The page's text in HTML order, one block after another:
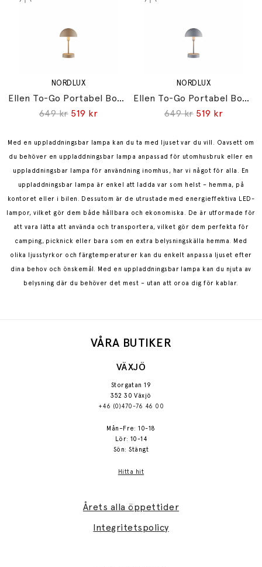
NORDLUX
Ellen To-Go Portabel Bordslampa Brun
649 kr 519 kr
NORDLUX
Ellen To-Go Portabel Bordslampa Grå
649 kr 519 kr
Med en uppladdningsbar lampa kan du ta med ljuset var du vill. Oavsett om
du behöver en uppladdningsbar lampa anpassad för utomhusbruk eller en
uppladdningsbar lampa för användning inomhus, har vi något för alla. En
uppladdningsbar lampa är enkel att ladda var som helst – hemma, på
kontoret eller i bilen. Dessutom är de utrustade med energieffektiva LED-
lampor, vilket gör dem både hållbara och ekonomiska. De är utformade för
att vara lätta att använda och transportera, vilket gör dem perfekta för
camping, picknick eller bara som en extra belysningskälla hemma. Med
olika ljusstyrkor och färgtemperaturer kan du enkelt anpassa ljuset efter
dina behov och önskemål. Med en uppladdningsbar lampa kan du njuta av
belysning där du behöver det mest – utan att oroa dig för kablar.
VÅRA BUTIKER
VÄXJÖ
Storgatan 19
352 30 Växjö
+46 (0)470-76 46 00
Mån–Fre: 10-18
Lör: 10-14
Sön: Stängt
Hitta hit
Årets alla öppettider
Integritetspolicy